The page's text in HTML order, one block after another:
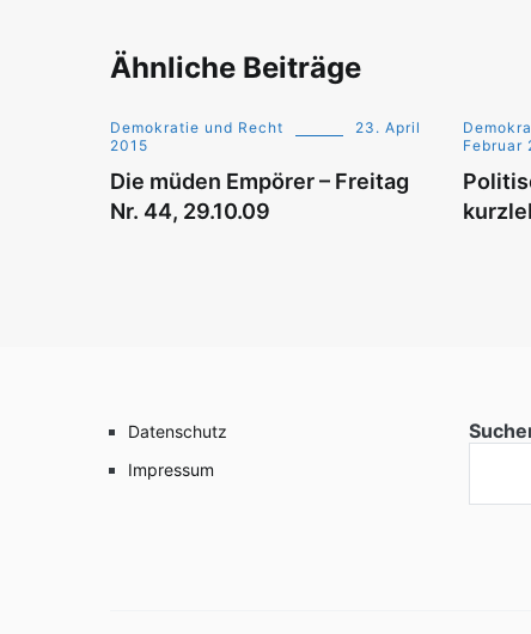
Ähnliche Beiträge
Demokratie und Recht
23. April
2015
Die müden Empörer – Freitag
Nr. 44, 29.10.09
Februar
Datenschutz
Impressum